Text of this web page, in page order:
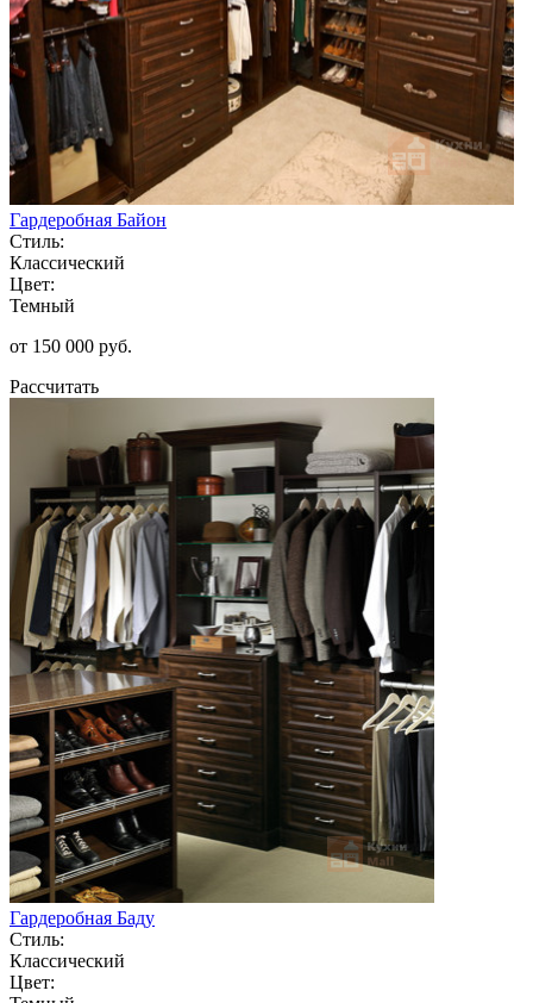
Гардеробная Байон
Стиль:
Классический
Цвет:
Темный
от 150 000 руб.
Рассчитать
Гардеробная Баду
Стиль:
Классический
Цвет: